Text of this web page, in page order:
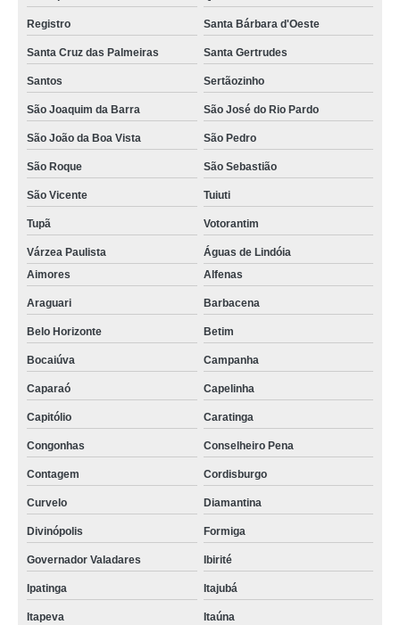
Registro Santa Bárbara d'Oeste
Santa Cruz das Palmeiras Santa Gertrudes
Santos Sertãozinho
São Joaquim da Barra São José do Rio Pardo
São João da Boa Vista São Pedro
São Roque São Sebastião
São Vicente Tuiuti
Tupã Votorantim
Várzea Paulista
Águas de Lindóia
Aimores
Alfenas
Araguari Barbacena
Belo Horizonte Betim
Bocaiúva Campanha
Caparaó Capelinha
Capitólio Caratinga
Congonhas Conselheiro Pena
Contagem Cordisburgo
Curvelo Diamantina
Divinópolis Formiga
Governador Valadares Ibirité
Ipatinga Itajubá
Itapeva Itaúna